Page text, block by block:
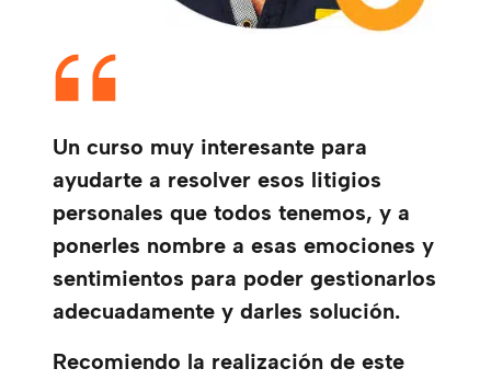
Un curso muy interesante para
ayudarte a resolver esos litigios
personales que todos tenemos, y a
ponerles nombre a esas emociones y
sentimientos para poder gestionarlos
adecuadamente y darles solución.
Recomiendo la realización de este